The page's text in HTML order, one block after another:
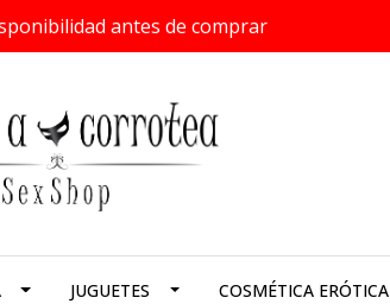
antes de comprar
JUGUETES COSMÉTICA ERÓTICA